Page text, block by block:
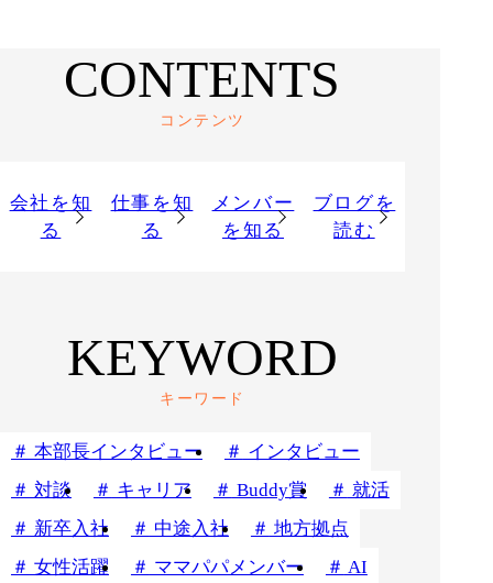
コンテンツ
CONTENTS
会社を知
る
仕事を知
る
メンバー
を知る
ブログを
読む
キーワード
KEYWORD
本部長インタビュー
インタビュー
対談
キャリア Buddy賞
就活
新卒入社
中途入社
地方拠点
女性活躍
ママパパメンバー
AI